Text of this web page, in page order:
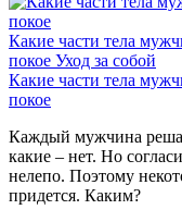
Какие части тела
покое Уход за собой
Какие части тела
покое
Каждый мужчина
какие – нет. Но
нелепо. Поэтому
придется. Каким?